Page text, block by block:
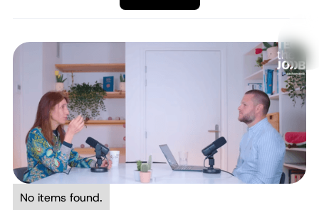
No items found.